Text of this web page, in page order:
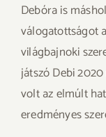
Debóra is
válogatottságot
világbajnoki
játszó Debi
volt az elmúlt
eredményes